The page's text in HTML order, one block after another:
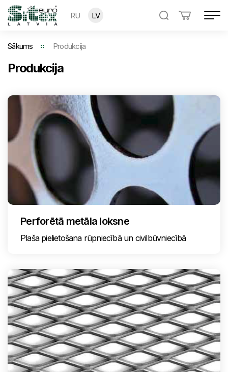
RU LV
Sākums Produkcija
Produkcija
Perforētā metāla loksne
Plaša pielietošana rūpniecībā un civilbūvniecībā